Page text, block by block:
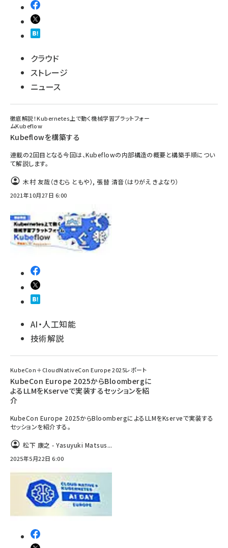
クラウド
ストレージ
ニュース
徹底解説！Kubernetes上で動く機械学習プラットフォー
ムKubeflow
Kubeflowを構築する
連載の2回目となる今回は、Kubeflowの内部構造の概要と構築手順につい
て解説します。
木村 友哉（きむら ともや）, 張替 清音（はりがえ きよなり）
2021年10月27日 6:00
AI・人工知能
技術解説
KubeCon＋CloudNativeCon Europe 2025レポート
KubeCon Europe 2025からBloombergに
よるLLMをKserveで実装するセッションを紹
介
KubeCon Europe 2025からBloombergによるLLMをKserveで実装する
セッションを紹介する。
松下 康之 - Yasuyuki Matsus...
2025年5月22日 6:00